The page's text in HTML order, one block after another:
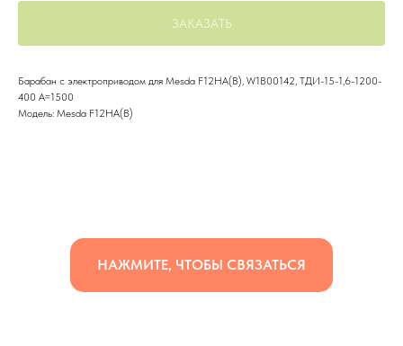
ЗАКАЗАТЬ
Барабан с электроприводом для Mesda F12HA(B), W1B00142, ТДИ-15-1,6-1200-
400 А=1500
Модель: Mesda F12HA(B)
НАЖМИТЕ, ЧТОБЫ СВЯЗАТЬСЯ